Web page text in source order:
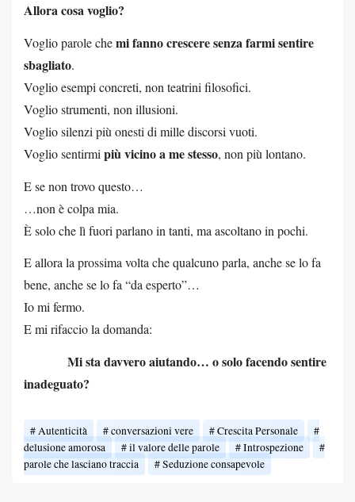
Allora cosa voglio?
Voglio parole chemi fanno crescere senza farmi sentire
sbagliato.
Voglio esempi concreti, non teatrini filosofici.
Voglio strumenti, non illusioni.
Voglio silenzi più onesti di mille discorsi vuoti.
Voglio sentirmi più vicino a me stesso, non più lontano.
E se non trovo questo…
…non è colpa mia.
È solo che lì fuori parlano in tanti, ma ascoltano in pochi.
E allora la prossima volta che qualcuno parla, anche se lo fa
bene, anche se lo fa “da esperto”…
Io mi fermo.
E mi rifaccio la domanda:
Mi sta davvero aiutando… o solo facendo sentire
inadeguato?
Autenticità conversazioni vere
Crescita Personale
delusione amorosa
il valore delle parole
Introspezione
parole che lasciano traccia
Seduzione consapevole